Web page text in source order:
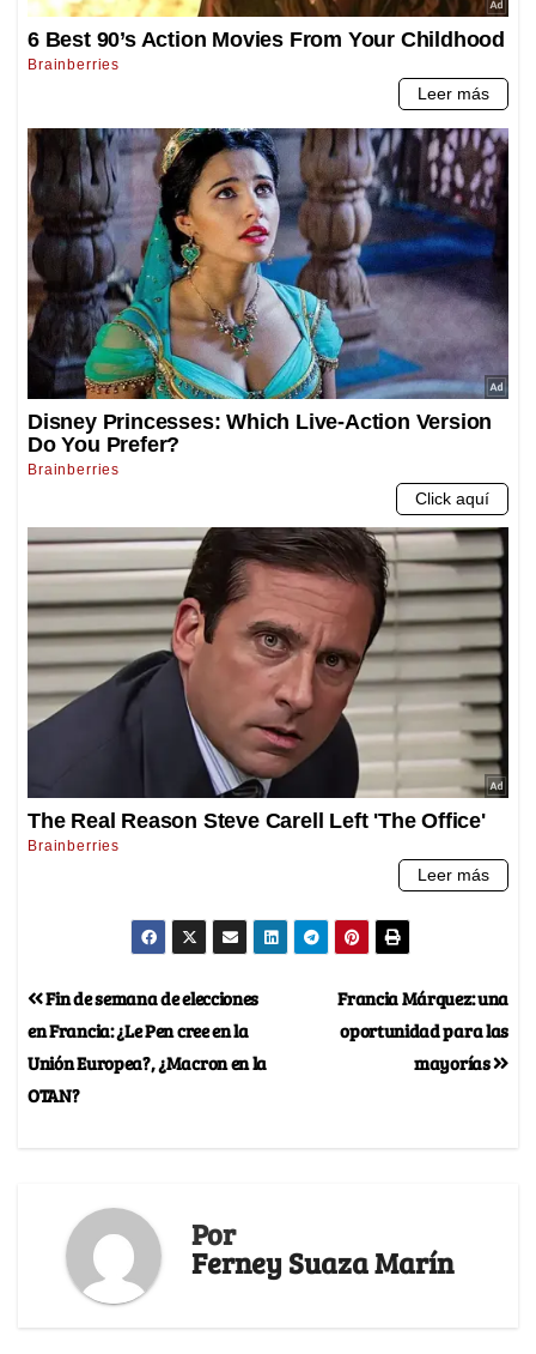
Francia Márquez: una
oportunidad para las
mayorías
Fin de semana de elecciones
en Francia: ¿Le Pen cree en la
Unión Europea?, ¿Macron en la
OTAN?
Por
Ferney Suaza Marín